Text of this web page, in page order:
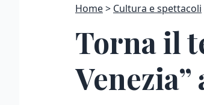
Home Cultura e spettacoli
Torna il